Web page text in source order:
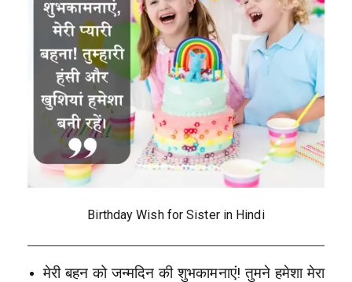
Birthday Wish for Sister in Hindi
मेरी बहन को जन्मदिन की शुभकामनाएं! तुमने हमेशा मेरा